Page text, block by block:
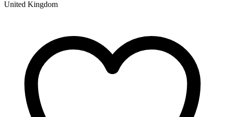
United Kingdom